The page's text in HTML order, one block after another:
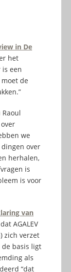
in De
het
een
de
we
over
herhalen,
is
is voor
van
AGALEV
zich verzet
de basis ligt
als
“dat